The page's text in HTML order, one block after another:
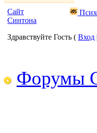
Сайт
Синтона
Здравствуйте Гость ( Вход
Форумы